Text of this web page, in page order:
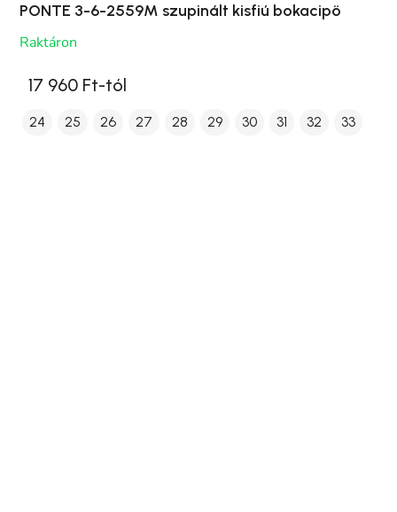
PONTE 3-6-2559M szupinált kisfiú bokacipö
Raktáron
17 960 Ft-tól
24 25 26 27 28 29 30 31 32 33